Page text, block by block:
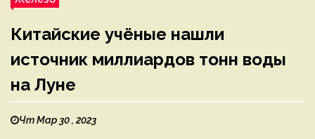
Китайские учёные нашли
источник миллиардов тонн воды
на Луне
Чт Мар 30 , 2023